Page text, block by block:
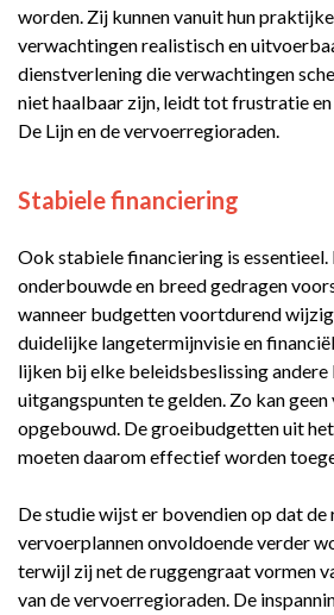
worden. Zij kunnen vanuit hun
verwachtingen realistisch en
dienstverlening die verwachtingen
niet haalbaar zijn, leidt tot frustratie
De Lijn en de vervoerregioraden.
Stabiele financiering
Ook stabiele financiering is essentieel.
onderbouwde en breed gedragen
wanneer budgetten voortdurend
duidelijke langetermijnvisie en
lijken bij elke beleidsbeslissing
uitgangspunten te gelden. Zo kan
opgebouwd. De groeibudgetten uit
moeten daarom effectief worden
De studie wijst er bovendien op dat de
vervoerplannen onvoldoende verder
terwijl zij net de ruggengraat vormen
van de vervoerregioraden. De